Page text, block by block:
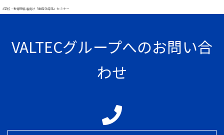
#学校・教育関係者向け「業務効率化」セミナー
VALTECグループへのお問い合
わせ